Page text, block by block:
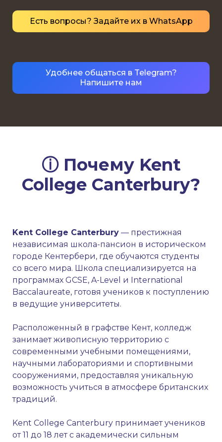
Есть вопросы? Задайте их в WhatsApp
Удобнее общаться в Telegram?
Напишите нам
ⓘ Почему Kent
College Canterbury?
Kent College Canterbury — престижная
независимая школа-пансион в историческом
городе Кентербери, где обучаются студенты
со всего мира. Школа специализируется на
программах GCSE, A-Level и International
Baccalaureate, готовя учеников к поступлению
в ведущие университеты.
Расположенный в графстве Кент, колледж
занимает живописную территорию с
современными учебными помещениями,
научными лабораториями и спортивными
сооружениями, предоставляя уникальную
возможность учиться в атмосфере британских
традиций.
Kent College Canterbury принимает учеников
от 11 до 18 лет с академически сильным